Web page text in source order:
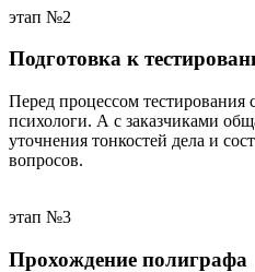
этап №2
Подготовка к
Перед процессом тестирования
психологи. А с заказчиками
уточнения тонкостей дела и
вопросов.
этап №3
Прохождение полиграфа